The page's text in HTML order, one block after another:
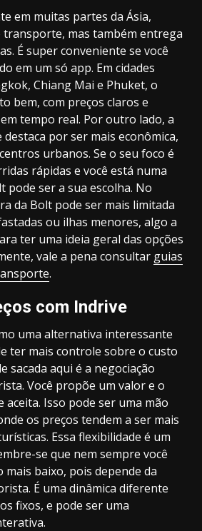
em muitas partes da Ásia,
mas também entrega
É super conveniente se você
em um só app. Em cidades
Chiang Mai e Phuket, o
bem, com preços claros e
tempo real. Por outro lado, a
por ser mais econômica,
urbanos. Se o seu foco é
rápidas e você está numa
pode ser a sua escolha. No
da Bolt pode ser mais limitada
ou ilhas menores, algo a
ter uma ideia geral das opções
vale a pena consultar guias
.
com Indrive
uma alternativa interessante
ter mais controle sobre o custo
sacada aqui é a negociação
Você propõe um valor e o
aceita. Isso pode ser uma mão
os preços tendem a ser mais
Essa flexibilidade é um
se que nem sempre você
baixo, pois depende da
É uma dinâmica diferente
fixos, e pode ser uma